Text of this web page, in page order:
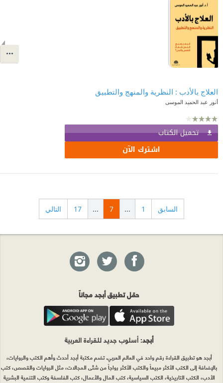
العلاج بالأدب : النظرية والمنهج والتطبيق
أنور عبد الحميد الموسى
تحميل الكتاب
اشترك الآن
السابق 1
...
7
...
17 التالي
حمّل تطبيق أبجد مجاناً
أبجد: أسلوب جديد للقراءة العربية
أبجد هو تطبيق القراءة رقم واحد في العالم العربي. تضم مكتبة أبجد أحدث وأهم الكتب والروايات،
بالإضافة إلى الكتب الأكثر مبيعاً والكتب الأكثر رواجاً من شتّى المجالات، مثل الروايات والقصص، كتب
الأدب، الكتب التاريخية، الكتب السياسية، كتب المال والأعمال، كتب الفلسفة وكتب التنمية البشرية